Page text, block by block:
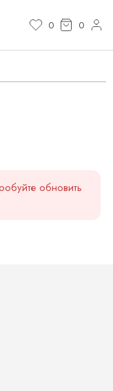
0 0
обновить